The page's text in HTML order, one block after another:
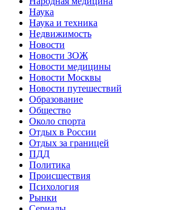
Наука
Наука и техника
Недвижимость
Новости
Новости ЗОЖ
Новости медицины
Новости Москвы
Новости путешествий
Образование
Общество
Около спорта
Отдых в России
Отдых за границей
ПДД
Политика
Происшествия
Психология
Рынки